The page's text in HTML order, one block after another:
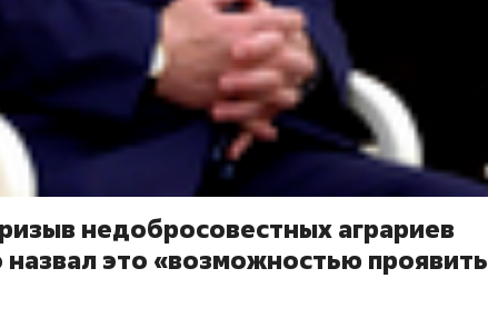
недобросовестных аграриев
это «возможностью проявить